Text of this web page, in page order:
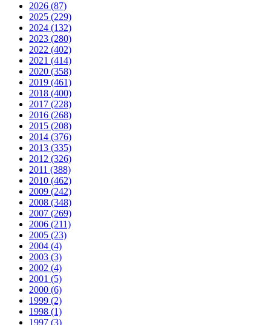
2026 (87)
2025 (229)
2024 (132)
2023 (280)
2022 (402)
2021 (414)
2020 (358)
2019 (461)
2018 (400)
2017 (228)
2016 (268)
2015 (208)
2014 (376)
2013 (335)
2012 (326)
2011 (388)
2010 (462)
2009 (242)
2008 (348)
2007 (269)
2006 (211)
2005 (23)
2004 (4)
2003 (3)
2002 (4)
2001 (5)
2000 (6)
1999 (2)
1998 (1)
1997 (3)